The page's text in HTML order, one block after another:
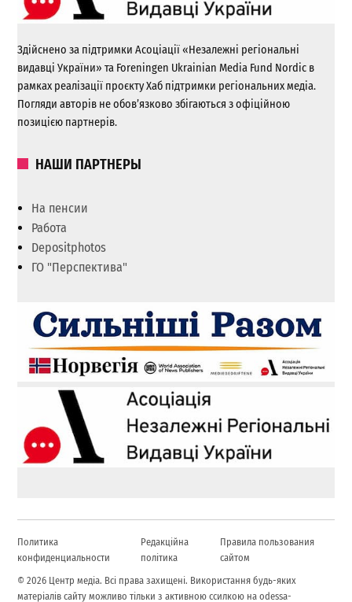
Здійснено за підтримки Асоціації «Незалежні регіональні
видавці України» та Foreningen Ukrainian Media Fund Nordic в
рамках реалізації проєкту Хаб підтримки регіональних медіа.
Погляди авторів не обов’язково збігаються з офіційною
позицією партнерів.
НАШИ ПАРТНЕРЫ
На пенсии
Работа
Depositphotos
ГО "Перспектива"
Политика
конфиденциальности
Редакційна
політика
Правила пользования
сайтом
© 2026 Центр медіа. Всі права захищені. Використання будь-яких
матеріалів сайту можливо тільки з активною ссилкою на odessa-